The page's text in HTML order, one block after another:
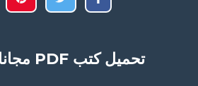
تحميل كتب PDF مجانا – كتب كو